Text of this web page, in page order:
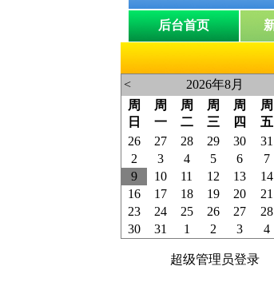
<
2026年8月
周
日
周
一
周
二
周
三
周
四
周
五
26
27 28 29 30 31
2
3 4 5 6 7
9
10 11 12 13 14
16
17 18 19 20 21
23
24 25 26 27 28
30
31 1 2 3 4
超级管理员登录